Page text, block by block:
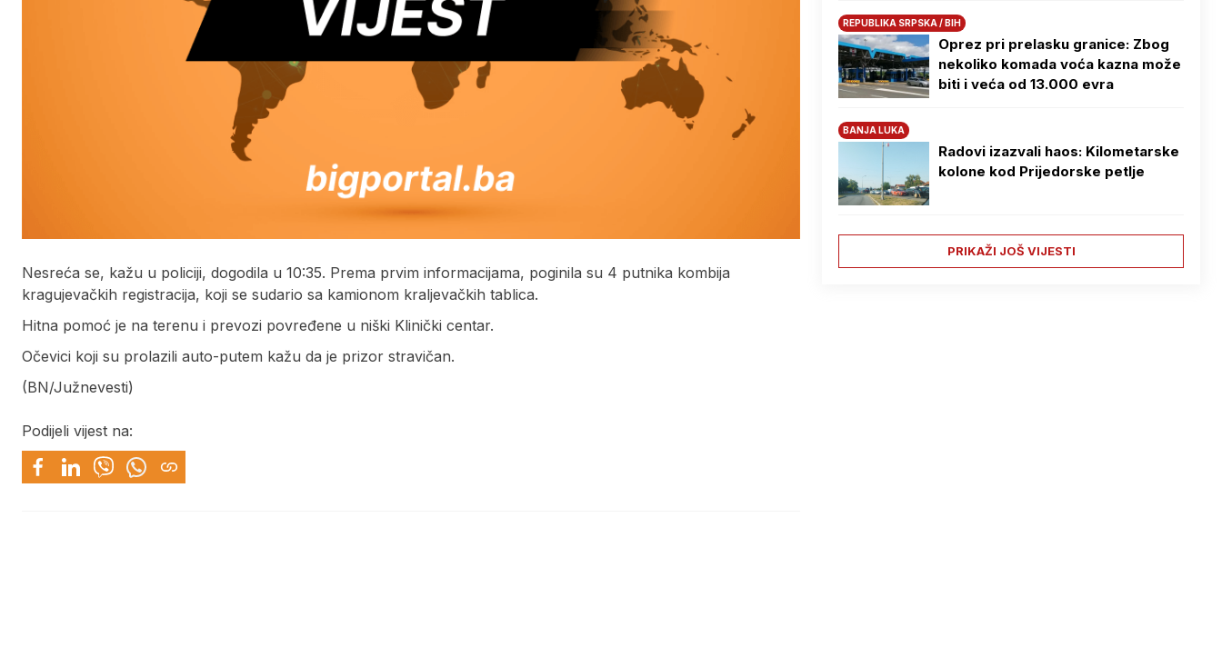
Nesreća se, kažu u policiji, dogodila u 10:35. Prema prvim informacijama, poginila su 4 putnika kombija
kragujevačkih registracija, koji se sudario sa kamionom kraljevačkih tablica.
Hitna pomoć je na terenu i prevozi povređene u niški Klinički centar.
Očevici koji su prolazili auto-putem kažu da je prizor stravičan.
(BN/Južnevesti)
Podijeli vijest na:
REPUBLIKA SRPSKA / BIH
Oprez pri prelasku granice: Zbog
nekoliko komada voća kazna može
biti i veća od 13.000 evra
BANJA LUKA
Radovi izazvali haos: Kilometarske
kolone kod Prijedorske petlje
PRIKAŽI JOŠ VIJESTI